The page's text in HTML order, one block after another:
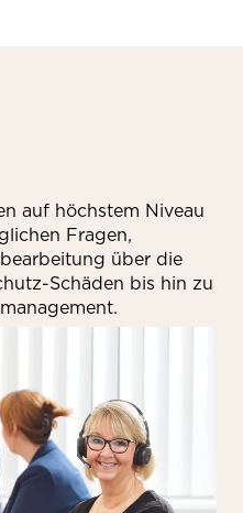
auf höchstem Niveau
Fragen,
über die
Schäden bis hin zu